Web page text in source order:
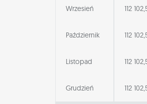
Wrzesień 112
Październik 112
Listopad 112
Grudzień 112